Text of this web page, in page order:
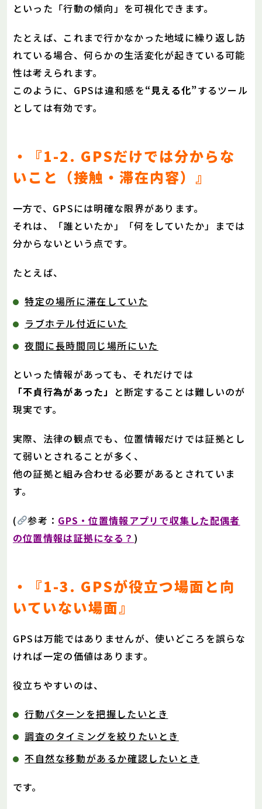
といった「行動の傾向」を可視化できます。
たとえば、これまで行かなかった地域に繰り返し訪
れている場合、何らかの生活変化が起きている可能
性は考えられます。
このように、GPSは違和感を“見える化”するツール
としては有効です。
・『1-2. GPSだけでは分からな
いこと（接触・滞在内容）』
一方で、GPSには明確な限界があります。
それは、「誰といたか」「何をしていたか」までは
分からないという点です。
たとえば、
特定の場所に滞在していた
ラブホテル付近にいた
夜間に長時間同じ場所にいた
といった情報があっても、それだけでは
「不貞行為があった」
と断定することは難しいのが
現実です。
実際、法律の観点でも、位置情報だけでは証拠とし
て弱いとされることが多く、
他の証拠と組み合わせる必要があるとされていま
す。
( 参考： GPS・位置情報アプリで収集した配偶者
の位置情報は証拠になる？ )
・『1-3. GPSが役立つ場面と向
いていない場面』
GPSは万能ではありませんが、使いどころを誤らな
ければ一定の価値はあります。
役立ちやすいのは、
行動パターンを把握したいとき
調査のタイミングを絞りたいとき
不自然な移動があるか確認したいとき
です。